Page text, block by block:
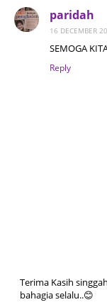
paridah
16 DECEMBER
SEMOGA
Reply
Terima Kasih
bahagia selalu..😊